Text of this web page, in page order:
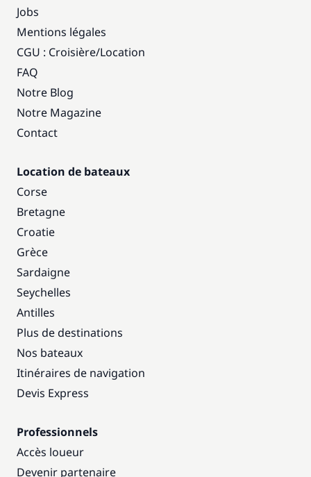
Jobs
Mentions légales
CGU : Croisière/Location
FAQ
Notre Blog
Notre Magazine
Contact
Location de bateaux
Corse
Bretagne
Croatie
Grèce
Sardaigne
Seychelles
Antilles
Plus de destinations
Nos bateaux
Itinéraires de navigation
Devis Express
Professionnels
Accès loueur
Devenir partenaire